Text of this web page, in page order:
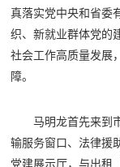
真落实党中央和省委
织、新就业群体党的
社会工作高质量发展
障。
马明龙首先来到
输服务窗口、法律援
党建展示厅，与出租